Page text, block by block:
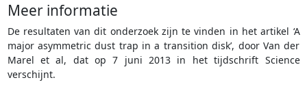
Meer informatie
De resultaten van dit onderzoek zijn te vinden in het artikel ‘A
major asymmetric dust trap in a transition disk’, door Van der
Marel et al, dat op 7 juni 2013 in het tijdschrift Science
verschijnt.